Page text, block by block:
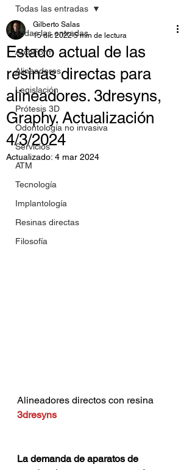
Todas las entradas
ArchForm
Alineadores
Legislación
Prótesis 3D
Odontología no invasiva
Servicios
ATM
Tecnología
Implantología
Resinas directas
Filosofía
Todas las entradas
Estado actual de las
resinas directas para
alineadores. 3dresyns,
Graphy. Actualización
4/3/2024
Gilberto Salas
15 dic 2022 5 min de lectura
Actualizado: 4 mar 2024
Alineadores directos con resina
3dresyns
La demanda de aparatos de